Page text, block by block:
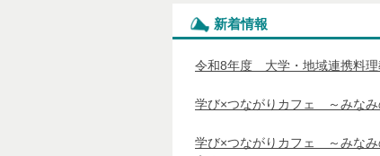
新着情報
令和8年度 大学・地域連携料理
学び×つながりカフェ ～みなみ
学び×つながりカフェ ～みな